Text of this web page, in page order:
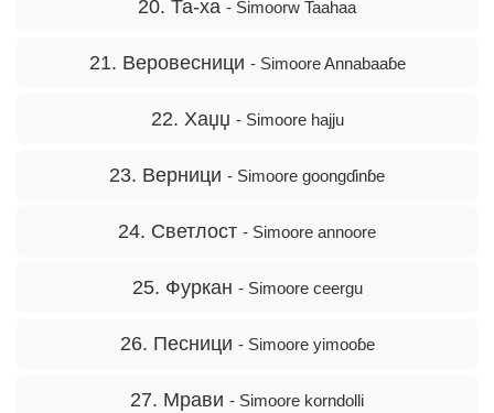
20. Та-ха - Simoorw Taahaa
21. Веровесници - Simoore Annabaaɓe
22. Хаџџ - Simoore hajju
23. Верници - Simoore goongɗinɓe
24. Светлост - Simoore annoore
25. Фуркан - Simoore ceergu
26. Песници - Simoore yimooɓe
27. Мрави - Simoore korndolli